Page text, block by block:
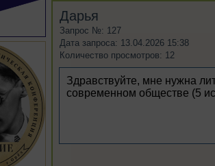
Дарья
Запрос №: 127
Дата запроса: 13.04.2026 15:38
Количество просмотров: 12
Здравствуйте, мне нужна
современном обществе (5